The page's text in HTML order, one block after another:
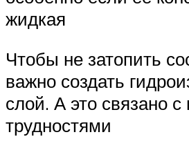
жидкая
Чтобы не затопить
важно создать
слой. А это связано
трудностями